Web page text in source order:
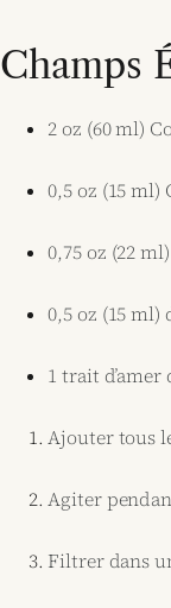
Champs
2 oz (60 ml)
0,5 oz (15 ml)
0,75 oz (22
0,5 oz (15
1 trait d’amer
Ajouter tous
Agiter
Filtrer dans